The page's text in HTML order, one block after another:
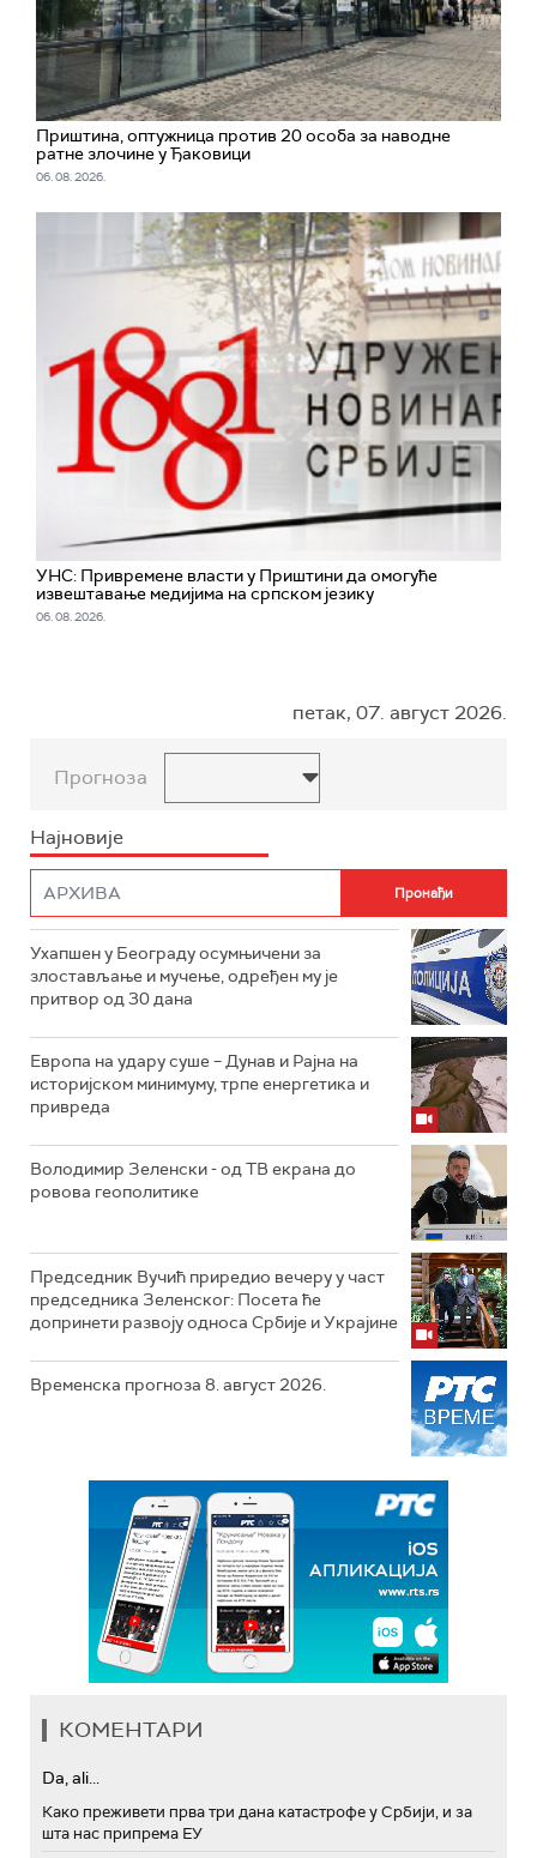
Приштина, оптужница против 20 особа за наводне
ратне злочине у Ђаковици
06. 08. 2026.
УНС: Привремене власти у Приштини да омогуће
извештавање медијима на српском језику
06. 08. 2026.
петак, 07. август 2026.
Прогноза
Најновије
Ухапшен у Београду осумњичени за
злостављање и мучење, одређен му је
притвор од 30 дана
Европа на удару суше – Дунав и Рајна на
историјском минимуму, трпе енергетика и
привреда
Володимир Зеленски - од ТВ екрана до
ровова геополитике
Председник Вучић приредио вечеру у част
председника Зеленског: Посета ће
допринети развоју односа Србије и Украјине
Временска прогноза 8. август 2026.
КОМЕНТАРИ
Da, ali...
Како преживети прва три дана катастрофе у Србији, и за
шта нас припрема ЕУ